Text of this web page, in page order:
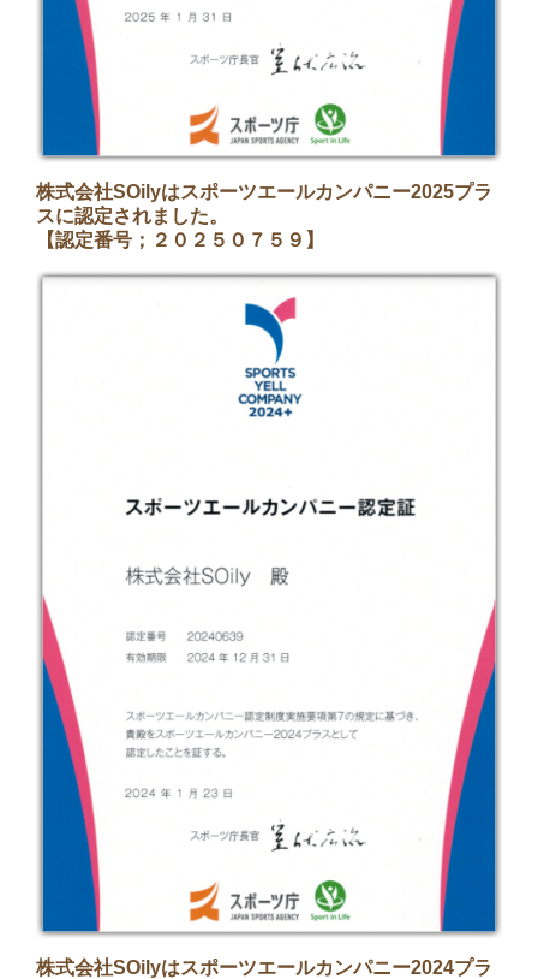
株式会社SOilyはスポーツエールカンパニー2025プラ
スに認定されました。
【認定番号；２０２５０７５９】
株式会社SOilyはスポーツエールカンパニー2024プラ